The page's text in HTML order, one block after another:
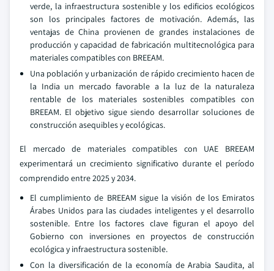
verde, la infraestructura sostenible y los edificios ecológicos
son los principales factores de motivación. Además, las
ventajas de China provienen de grandes instalaciones de
producción y capacidad de fabricación multitecnológica para
materiales compatibles con BREEAM.
Una población y urbanización de rápido crecimiento hacen de
la India un mercado favorable a la luz de la naturaleza
rentable de los materiales sostenibles compatibles con
BREEAM. El objetivo sigue siendo desarrollar soluciones de
construcción asequibles y ecológicas.
El mercado de materiales compatibles con UAE BREEAM
experimentará un crecimiento significativo durante el período
comprendido entre 2025 y 2034.
El cumplimiento de BREEAM sigue la visión de los Emiratos
Árabes Unidos para las ciudades inteligentes y el desarrollo
sostenible. Entre los factores clave figuran el apoyo del
Gobierno con inversiones en proyectos de construcción
ecológica y infraestructura sostenible.
Con la diversificación de la economía de Arabia Saudita, al